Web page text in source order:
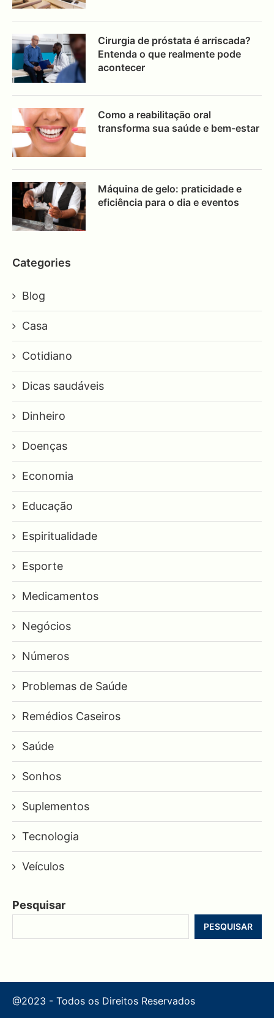
Cirurgia de próstata é arriscada?
Entenda o que realmente pode
acontecer
Como a reabilitação oral
transforma sua saúde e bem-estar
Máquina de gelo: praticidade e
eficiência para o dia e eventos
Categories
Blog
Casa
Cotidiano
Dicas saudáveis
Dinheiro
Doenças
Economia
Educação
Espiritualidade
Esporte
Medicamentos
Negócios
Números
Problemas de Saúde
Remédios Caseiros
Saúde
Sonhos
Suplementos
Tecnologia
Veículos
Pesquisar
PESQUISAR
@2023 - Todos os Direitos Reservados